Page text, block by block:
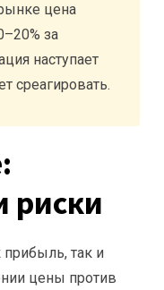
цена
за
наступает
среагировать.
риски
так и
цены против